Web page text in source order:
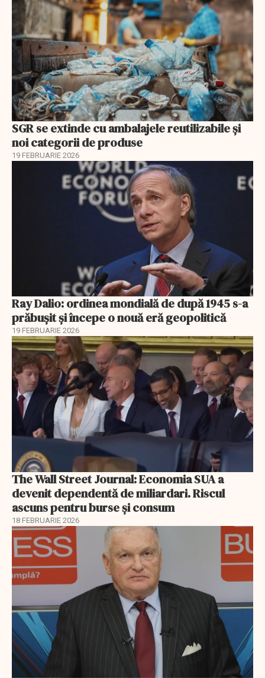
SGR se extinde cu ambalajele reutilizabile și
noi categorii de produse
19 FEBRUARIE 2026
Ray Dalio: ordinea mondială de după 1945 s-a
prăbușit și începe o nouă eră geopolitică
19 FEBRUARIE 2026
The Wall Street Journal: Economia SUA a
devenit dependentă de miliardari. Riscul
ascuns pentru burse și consum
18 FEBRUARIE 2026
EXCLUSIV